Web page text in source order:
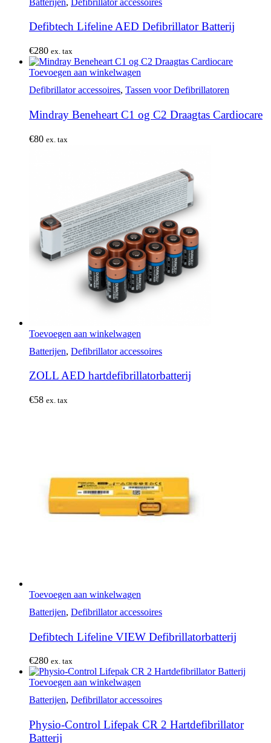
Defibtech Lifeline AED Defibrillator Batterij
€280 ex. tax
Toevoegen aan winkelwagen
Defibrillator accessoires, Tassen voor Defibrillatoren
Mindray Beneheart C1 og C2 Draagtas Cardiocare
€80 ex. tax
Toevoegen aan winkelwagen
Batterijen, Defibrillator accessoires
ZOLL AED hartdefibrillatorbatterij
€58 ex. tax
Toevoegen aan winkelwagen
Batterijen, Defibrillator accessoires
Defibtech Lifeline VIEW Defibrillatorbatterij
€280 ex. tax
Toevoegen aan winkelwagen
Batterijen, Defibrillator accessoires
Physio-Control Lifepak CR 2 Hartdefibrillator
Batterij